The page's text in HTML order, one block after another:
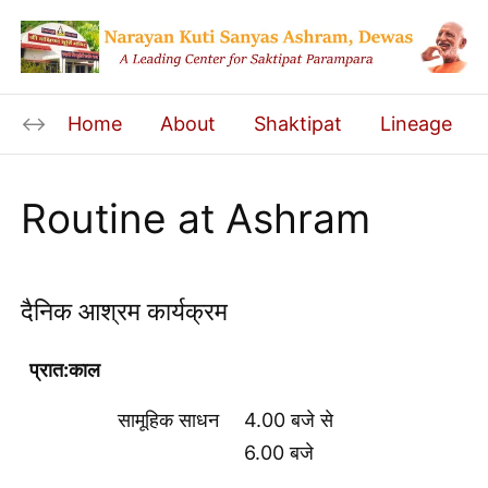
Home About Shaktipat Lineage
Routine at Ashram
दैनिक आश्रम कार्यक्रम
प्रात:काल
सामूहिक साधन
4.00 बजे से
6.00 बजे